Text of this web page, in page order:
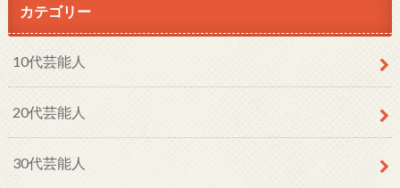
カテゴリー
10代芸能人
20代芸能人
30代芸能人